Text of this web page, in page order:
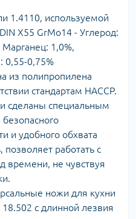
1.4110, используемой
X55 GrMo14 - Углерод:
1,0%,
0,55-0,75%
из полипропилена
стандартам HACCP.
сделаны специальным
и удобного обхвата
работать с
времени, не чувствуя
ножи для кухни
18.502 с длинной лезвия